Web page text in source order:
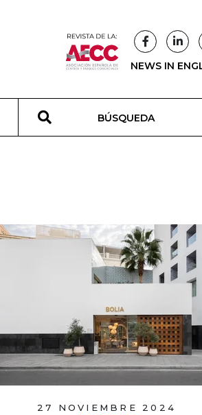
NEWS IN
27 NOVIEMBRE 2024